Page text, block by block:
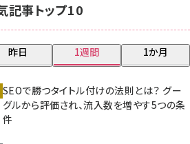
記事トップ10
昨日 1週間 1か月
SEOで勝つタイトル付けの法則とは？ グー
グルから評価され、流入数を増やす5つの条
件